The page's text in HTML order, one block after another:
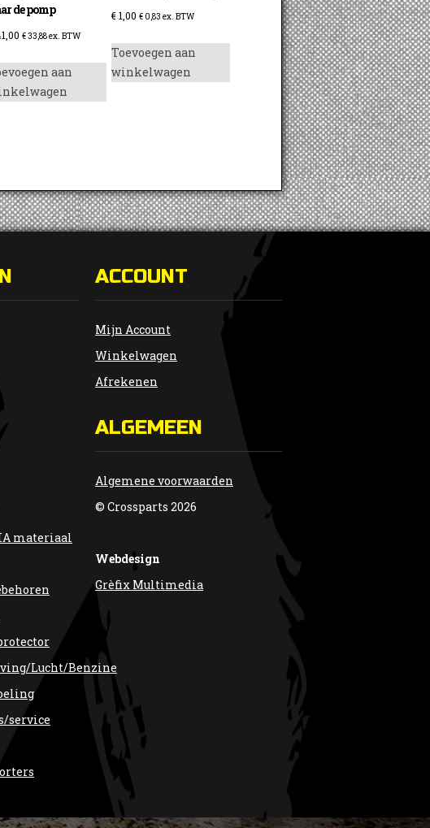
de pomp
€33,88ex. BTW
aan
€1,00 €0,83 ex. BTW
Toevoegen aan
winkelwagen
materiaal
Lucht/Benzine
service
ACCOUNT
Mijn Account
Winkelwagen
Afrekenen
ALGEMEEN
Algemene voorwaarden
© Crossparts 2026
Webdesign
Grèfix Multimedia